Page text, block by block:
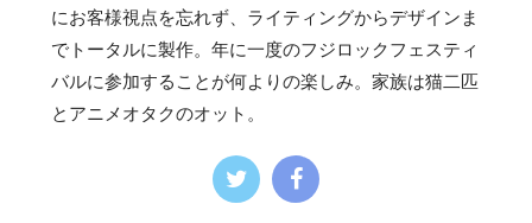
にお客様視点を忘れず、ライティングからデザインま
でトータルに製作。年に一度のフジロックフェスティ
バルに参加することが何よりの楽しみ。家族は猫二匹
とアニメオタクのオット。